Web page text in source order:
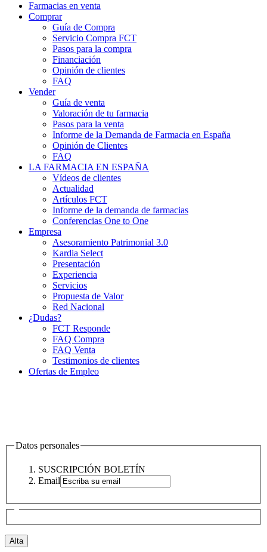
Farmacias en venta
Comprar
Guía de Compra
Servicio Compra FCT
Pasos para la compra
Financiación
Opinión de clientes
FAQ
Vender
Guía de venta
Valoración de tu farmacia
Pasos para la venta
Informe de la Demanda de Farmacia en España
Opinión de Clientes
FAQ
LA FARMACIA EN ESPAÑA
Vídeos de clientes
Actualidad
Artículos FCT
Informe de la demanda de farmacias
Conferencias One to One
Empresa
Asesoramiento Patrimonial 3.0
Kardia Select
Presentación
Experiencia
Servicios
Propuesta de Valor
Red Nacional
¿Dudas?
FCT Responde
FAQ Compra
FAQ Venta
Testimonios de clientes
Ofertas de Empleo
Datos personales
SUSCRIPCIÓN BOLETÍN
Email